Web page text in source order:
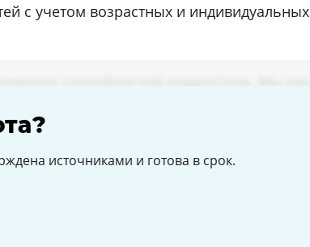
с учетом возрастных и индивидуальных
источниками и готова в срок.